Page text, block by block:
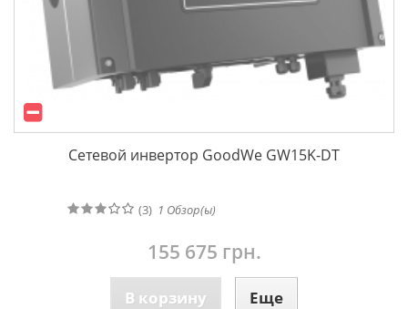
Сетевой инвертор GoodWe GW15K-DT
(3) 1 Обзор(ы)
155 675 грн.
В корзину Еще